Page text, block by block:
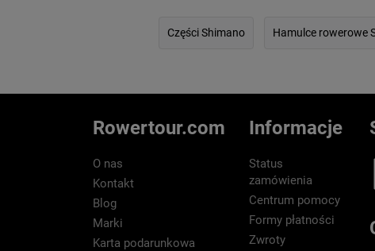
Części Shimano Hamulce rowerowe
Rowertour.com
O nas
Kontakt
Blog
Marki
Karta podarunkowa
Informacje
Status
zamówienia
Centrum pomocy
Formy płatności
Zwroty